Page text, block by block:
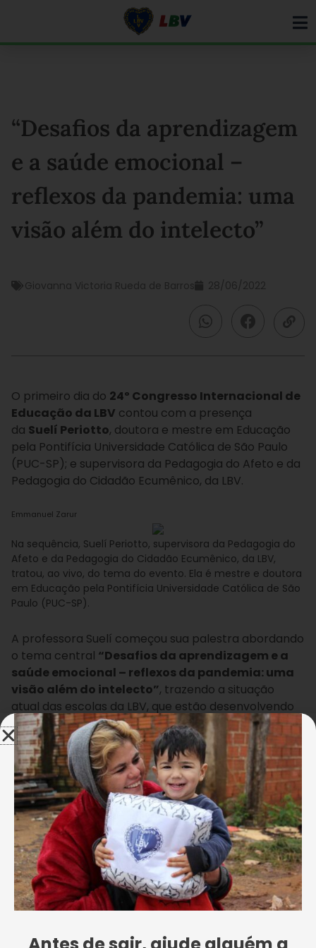
“Desafios da aprendizagem
e a saúde emocional –
reflexos da pandemia: uma
visão além do intelecto”
Giovanna Victoria Rueda de Barros 28/06/2022
O primeiro dia do 24º Congresso Internacional de
Educação da LBV contou com a presença
da Suelí Periotto, doutora e mestre em Educação
pela Pontifícia Universidade Católica de São Paulo
(PUC-SP); e supervisora da Pedagogia do Afeto e da
Pedagogia do Cidadão Ecumênico, da LBV.
Emmanuel Zarur
Na sequência, Suelí Periotto, supervisora da Pedagogia do
Afeto e da Pedagogia do Cidadão Ecumênico, da LBV,
tratou, ao vivo, do tema do evento. Ela é mestre e doutora
em Educação pela Pontifícia Universidade Católica de São
Paulo (PUC-SP).
A professora Suelí começou sua palestra abordando
o tema central “Desafios da aprendizagem e a
saúde emocional – reflexos da pandemia: uma
visão além do intelecto”, trazendo a situação
atual das escolas da LBV, que estão desenvolvendo
formas para recuperar os conteúdos “atrasados” e
diminuir o impacto dos conteúdos “perdidos”, sem
interferir na saúde emocional dos seus estudantes.
Vale destacar que a professora mencionou que o
“atraso” e “perda” de conteúdo está relacionado ao
distanciamento social, exigido para controle da
Covid-19, e que acabou fazendo com que os últimos
dois anos as aulas fossem feitas remotamente, o
que gerou desafios para os estudantes, que
enfrentam realidades muito distintas, inclusive de
acesso a tecnologias.